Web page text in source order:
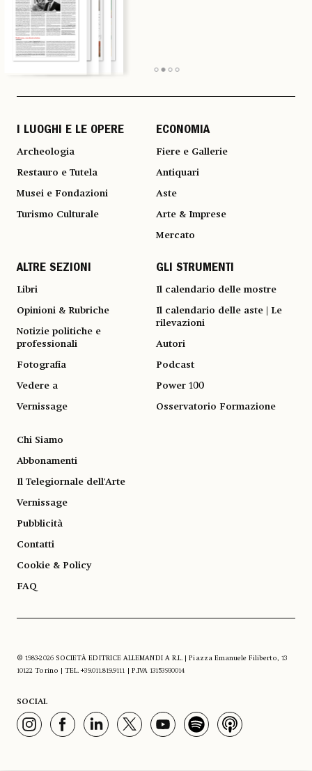
I LUOGHI E LE OPERE
Archeologia
Restauro e Tutela
Musei e Fondazioni
Turismo Culturale
ECONOMIA
Fiere e Gallerie
Antiquari
Aste
Arte & Imprese
Mercato
ALTRE SEZIONI
Libri
Opinioni & Rubriche
Notizie politiche e
professionali
Fotografia
Vedere a
Vernissage
GLI STRUMENTI
Il calendario delle mostre
Il calendario delle aste | Le
rilevazioni
Autori
Podcast
Power 100
Osservatorio Formazione
Chi Siamo
Abbonamenti
Il Telegiornale dell'Arte
Vernissage
Pubblicità
Contatti
Cookie & Policy
FAQ
© 1983-2026 SOCIETÀ EDITRICE ALLEMANDI A R.L. | Piazza Emanuele Filiberto, 13
10122 Torino | TEL. +39.011.819.9111 | P.IVA 13153930014
SOCIAL